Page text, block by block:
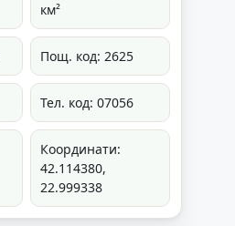
км²
Пощ. код: 2625
Тел. код: 07056
Координати:
42.114380,
22.999338